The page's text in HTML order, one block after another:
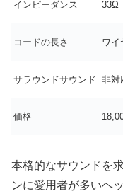
インピーダンス 33Ω
コードの長さ ワイ
サラウンドサウンド 非対
価格
本格的なサウンドを
ンに愛用者が多いヘ